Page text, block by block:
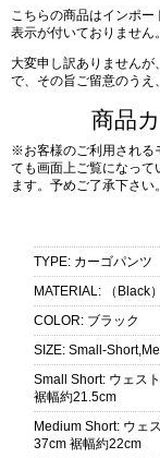
こちらの商品はインポ
表示が付いておりません。
大変申し訳ありません
で、その旨ご留意のうえ
商品
※お客様のご利用される
ても画面上ご覧になっ
ます。予めご了承下さい。
TYPE: カーゴパンツ
MATERIAL:
（Black
COLOR: ブラック
SIZE: Small-
Small Short: ウェス
裾幅約21.5cm
Medium Short: ウェ
37cm 裾幅約22cm